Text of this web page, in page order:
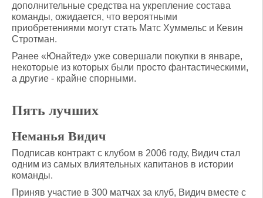
дополнительные средства на укрепление состава
команды, ожидается, что вероятными
приобретениями могут стать Матс Хуммельс и Кевин
Стротман.
Ранее «Юнайтед» уже совершали покупки в январе,
некоторые из которых были просто фантастическими,
а другие - крайне спорными.
Пять лучших
Неманья Видич
Подписав контракт с клубом в 2006 году, Видич стал
одним из самых влиятельных капитанов в истории
команды.
Приняв участие в 300 матчах за клуб, Видич вместе с